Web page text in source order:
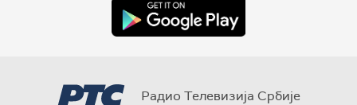
Радио Телевизија Србије